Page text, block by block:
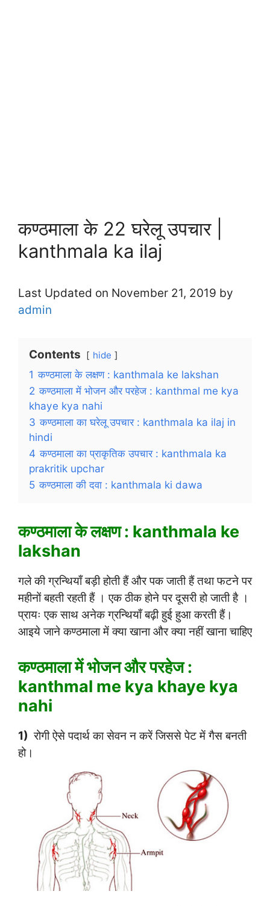
कण्ठमाला के 22 घरेलू उपचार |
kanthmala ka ilaj
Last Updated on November 21, 2019 by
admin
Contents hide
1 कण्ठमाला के लक्षण : kanthmala ke lakshan
2 कण्ठमाला में भोजन और परहेज : kanthmal me kya
khaye kya nahi
3 कण्ठमाला का घरेलू उपचार : kanthmala ka ilaj in
hindi
4 कण्ठमाला का प्राकृतिक उपचार : kanthmala ka
prakritik upchar
5 कण्ठमाला की दवा : kanthmala ki dawa
कण्ठमाला के लक्षण : kanthmala ke
lakshan
गले की ग्रन्थियाँ बड़ी होती हैं और पक जाती हैं तथा फटने पर
महीनों बहती रहती हैं । एक ठीक होने पर दूसरी हो जाती है ।
प्रायः एक साथ अनेक ग्रन्थियाँ बढ़ी हुई हुआ करती हैं।
आइये जाने कण्ठमाला में क्या खाना और क्या नहीं खाना चाहिए
कण्ठमाला में भोजन और परहेज :
kanthmal me kya khaye kya
nahi
1) रोगी ऐसे पदार्थ का सेवन न करें जिससे पेट में गैस बनती
हो।